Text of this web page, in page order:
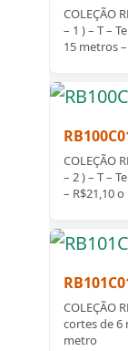
COLEÇÃO
– 1 ) – T –
15 metros
COLEÇÃO
– 2 ) – T –
– R$21,10
COLEÇÃO
cortes de 6
metro